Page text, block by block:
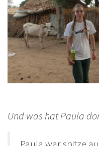
Und was hat Paula